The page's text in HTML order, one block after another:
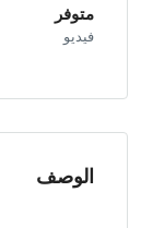
متوفر
فيديو
الوصف